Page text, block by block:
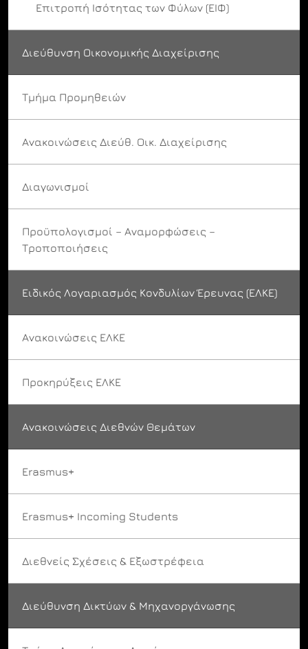
Επιτροπή Ισότητας των Φύλων (ΕΙΦ)
Διεύθυνση Οικονομικής Διαχείρισης
Τμήμα Προμηθειών
Ανακοινώσεις Διεύθ. Οικ. Διαχείρισης
Διαγωνισμοί
Προϋπολογισμοί – Αναμορφώσεις –
Τροποποιήσεις
Ειδικός Λογαριασμός Κονδυλίων Έρευνας (ΕΛΚΕ)
Ανακοινώσεις ΕΛΚΕ
Προκηρύξεις ΕΛΚΕ
Ανακοινώσεις Διεθνών Θεμάτων
Erasmus+
Erasmus+ Incoming Students
Διεθνείς Σχέσεις & Εξωστρέφεια
Διεύθυνση Δικτύων & Μηχανοργάνωσης